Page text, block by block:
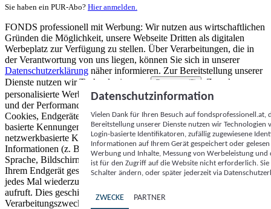
Sie haben ein PUR-Abo? Hier anmelden.
FONDS professionell mit Werbung: Wir nutzen aus wirtschaftlichen
Gründen die Möglichkeit, unsere Webseite Dritten als digitalen
Werbeplatz zur Verfügung zu stellen. Über Verarbeitungen, die in
der Verantwortung von uns liegen, können Sie sich in unserer
Datenschutzerklärung näher informieren. Zur Bereitstellung unserer
Dienste nutzen wir Technologien von
Partnern (5)
. Zwecke:
personalisierte Werbung und Inhalte, Messung von Werbeleistung
und der Performance von Inhalten sowie Zielgruppenforschung.
Cookies, Endgeräte- oder ähnliche Online-Kennungen (z. B. login-
basierte Kennungen, zufällig generierte Kennungen,
netzwerkbasierte Kennungen) können zusammen mit anderen
Informationen (z. B. Browsertyp und Browserinformationen,
Sprache, Bildschirmgröße, unterstützte Technologien usw.) auf
Ihrem Endgerät gespeichert oder von dort ausgelesen werden, um es
jedes Mal wiederzuerkennen, wenn es eine App oder einer Webseite
aufruft. Dies geschieht für einen oder mehrere der hier aufgeführten
Verarbeitungszwecke.
Datenschutzinformation
Vielen Dank für Ihren Besuch auf
Bereitstellung unserer Dienste nutzen wir Technologien
Login-basierte Identifikatoren, zufällig zugewiesene
Informationen auf Ihrem Gerät gespeichert oder
Werbung und Inhalte, Messung von Werbeleistung
ist für den Zugriff auf die Website nicht erforderlich.
Schalter ändern, oder später jederzeit via
ZWECKE PARTNER